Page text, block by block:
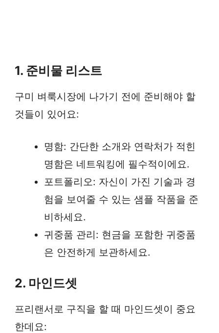
1. 준비물 리스트
구미 벼룩시장에 나가기 전에 준비해야 할
것들이 있어요:
명함: 간단한 소개와 연락처가 적힌
명함은 네트워킹에 필수적이에요.
포트폴리오: 자신이 가진 기술과 경
험을 보여줄 수 있는 샘플 작품을 준
비하세요.
귀중품 관리: 현금을 포함한 귀중품
은 안전하게 보관하세요.
2. 마인드셋
프리랜서로 구직을 할 때 마인드셋이 중요
한데요: